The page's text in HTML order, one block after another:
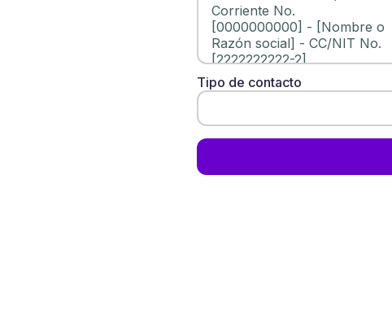
Tipo de contacto